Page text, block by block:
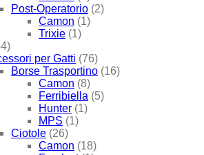
Post-Operatorio (2)
Camon (1)
Trixie (1)
per Gatti (76)
Borse Trasportino (16)
Camon (8)
Ferribiella (5)
Hunter (1)
MPS (1)
Ciotole (26)
Camon (18)